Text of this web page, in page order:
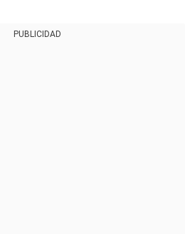
PUBLICIDAD